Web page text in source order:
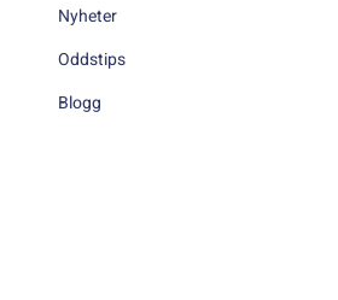
Nyheter
Oddstips
Blogg